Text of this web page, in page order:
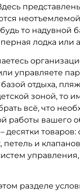
то надувной
лодка или
управляете
отдыха,
зоной, то
всё, что
работы вашего
десятки товаров:
петель и
разделе